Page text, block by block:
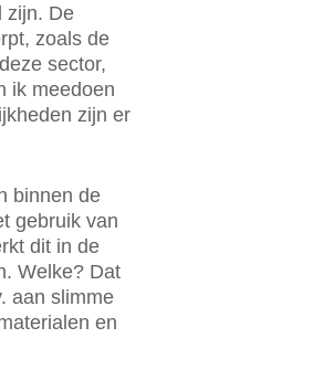
zijn. De
zoals de
sector,
ik meedoen
zijn er
binnen de
gebruik van
dit in de
Welke? Dat
aan slimme
en